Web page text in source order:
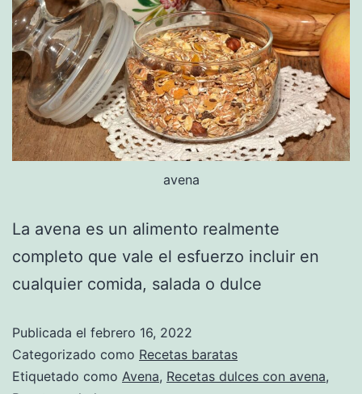
avena
La avena es un alimento realmente
completo que vale el esfuerzo incluir en
cualquier comida, salada o dulce
Publicada el febrero 16, 2022
Categorizado como Recetas baratas
Etiquetado como Avena, Recetas dulces con avena,